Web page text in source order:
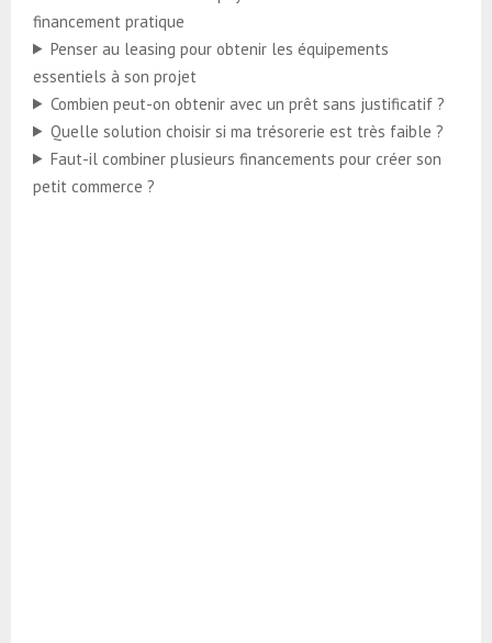
financement pratique
Penser au leasing pour obtenir les équipements
essentiels à son projet
Combien peut-on obtenir avec un prêt sans justificatif ?
Quelle solution choisir si ma trésorerie est très faible ?
Faut-il combiner plusieurs financements pour créer son
petit commerce ?